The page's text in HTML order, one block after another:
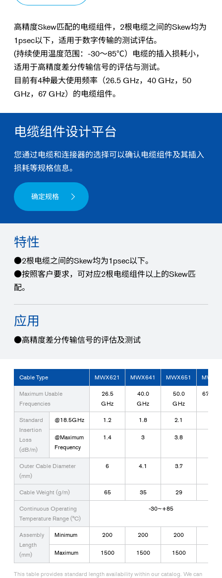
高精度Skew匹配的电缆组件，2根电缆之间的Skew均为
1psec以下，适用于数字传输的测试评估。
(持续使用温度范围：-30～85℃）电缆的插入损耗小，
适用于高精度差分传输信号的评估与测试。
目前有4种最大使用频率（26.5 GHz，40 GHz，50
GHz，67 GHz）的电缆组件。
电缆组件设计平台
您通过电缆和连接器的选择可以确认电缆组件及其插入
损耗等规格信息。
确定规格
特性
●2根电缆之间的Skew均为1psec以下。
●按照客户要求，可对应2根电缆组件以上的Skew匹
配。
应用
●高精度差分传输信号的评估及测试
Cable Type MWX621 MWX641 MWX651
Maximum Usable
Frequencies
26.5
GHz
40.0
GHz
50.0
GHz
67.0
Standard
Insertion
Loss
(dB/m)
@18.5GHz 1.2 1.8 2.1
@Maximum
Frequency
1.4 3 3.8
Outer Cable Diameter
(mm)
6 4.1 3.7
Cable Weight (g/m) 65 35 29
Continuous Operating
Temperature Range (°C)
-30~+85
Assembly
Length
(mm)
Minimum 200 200 200
Maximum 1500 1500 1500
This table provides standard length availability within our catalog. We can